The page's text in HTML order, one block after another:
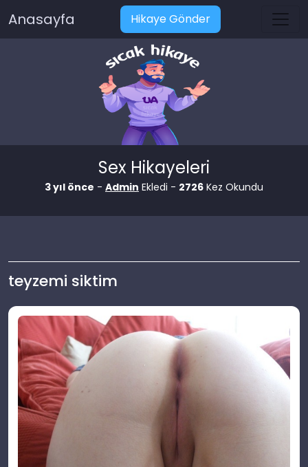
Anasayfa Hikaye Gönder
Sex Hikayeleri
3 yıl önce - Admin Ekledi - 2726 Kez Okundu
teyzemi siktim